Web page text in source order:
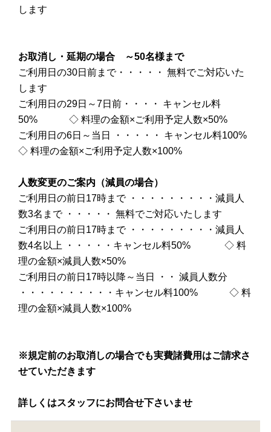
します
お取消し・延期の場合 ～50名様まで
ご利用日の30日前まで・・・・・ 無料でご対応いた
します
ご利用日の29日～7日前・・・・ キャンセル料
50% ◇ 料理の金額×ご利用予定人数×50%
ご利用日の6日～当日 ・・・・・ キャンセル料100%
◇ 料理の金額×ご利用予定人数×100%
人数変更のご案内（減員の場合）
ご利用日の前日17時まで ・・・・・・・・・減員人
数3名まで ・・・・・ 無料でご対応いたします
ご利用日の前日17時まで ・・・・・・・・・減員人
数4名以上 ・・・・・キャンセル料50% ◇ 料
理の金額×減員人数×50%
ご利用日の前日17時以降～当日 ・・ 減員人数分
・・・・・・・・・・キャンセル料100% ◇ 料
理の金額×減員人数×100%
※規定前のお取消しの場合でも実費諸費用はご請求さ
せていただきます
詳しくはスタッフにお問合せ下さいませ